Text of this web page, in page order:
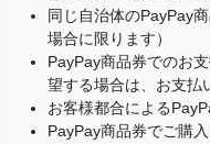
同じ自治体のPayPay
場合に限ります）
PayPay商品券でのお
望する場合は、お支払
お客様都合による
PayPay商品券でご購